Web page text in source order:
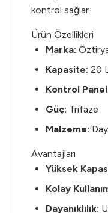
kontrol sağlar.
Ürün Özellikleri
Marka:
Kapasite: 20
Kontrol
Güç: Trifaze
Malzeme:
Avantajları
Yüksek
Kolay
Dayanıklılık: